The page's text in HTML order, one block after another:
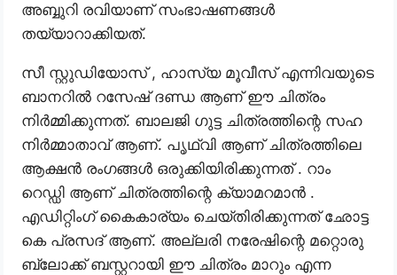
അബ്ബുറി രവിയാണ് സംഭാഷണങ്ങൾ
തയ്യാറാക്കിയത്.
സീ സ്റ്റുഡിയോസ് , ഹാസ്യ മൂവീസ് എന്നിവയുടെ
ബാനറിൽ റസേഷ് ദണ്ഡ ആണ് ഈ ചിത്രം
നിർമ്മിക്കുന്നത്. ബാലജി ഗുട്ട ചിത്രത്തിന്റെ സഹ
നിർമ്മാതാവ് ആണ്. പൃഥ്വി ആണ് ചിത്രത്തിലെ
ആക്ഷൻ രംഗങ്ങൾ ഒരുക്കിയിരിക്കുന്നത് . റാം
റെഡ്ഡി ആണ് ചിത്രത്തിന്റെ ക്യാമറമാൻ .
എഡിറ്റിംഗ് കൈകാര്യം ചെയ്തിരിക്കുന്നത് ഛോട്ട
കെ പ്രസദ് ആണ്. അല്ലരി നരേഷിന്റെ മറ്റൊരു
ബ്ലോക്ക് ബസ്റ്ററായി ഈ ചിത്രം മാറും എന്ന